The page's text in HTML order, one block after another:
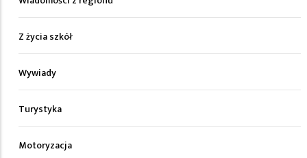
Z życia szkół
Wywiady
Turystyka
Motoryzacja